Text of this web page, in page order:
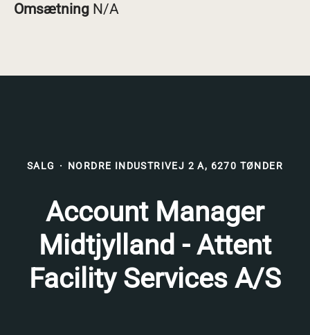
Omsætning N/A
SALG · NORDRE INDUSTRIVEJ 2 A, 6270 TØNDER
Account Manager
Midtjylland - Attent
Facility Services A/S